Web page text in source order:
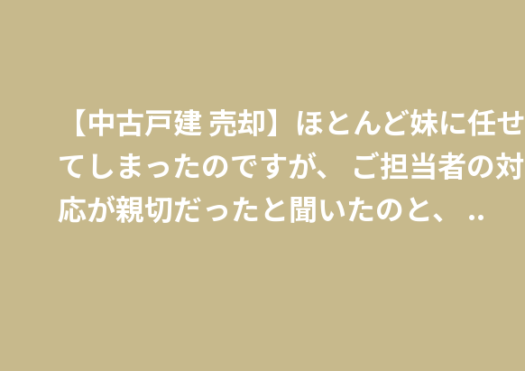
【中古戸建 売却】ほとんど妹に任せ
てしまったのですが、 ご担当者の対
応が親切だったと聞いたのと、 ..